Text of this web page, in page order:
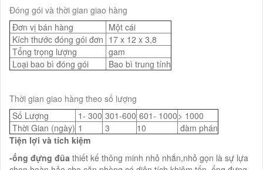
Đóng gói và thời gian giao hàng
Đơn vị bán hàng
Một cái
Kích thước đóng gói đơn 17 x 12 x 3,8
Tổng trọng lượng
gam
Loại bao bì đóng gói
Bao bì trung tính
Thời gian giao hàng theo số lượng
Số Lượng
1- 300 301-600 601- 1000> 1000
Thời Gian (ngày) 1 3 10
đàm phán
Tiện lợi và tích kiệm
-ống đựng đũa thiết kế thông minh nhỏ nhắn,nhỏ gọn là sự lựa